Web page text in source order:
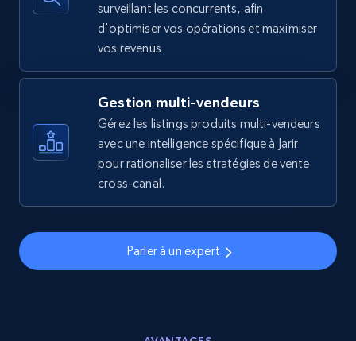
Walmart - products - Find new products by
using specific category URL
URL, Final price, Sku, Currency, Gtin,
Specifications, Image urls, Top reviews, and
5.6K+ 875+ Commencer
Walmart - products - Collects products by
specific keywords
surveillant les concurrents, afin
d'optimiser vos opérations et maximiser
vos revenus
Gestion multi-vendeurs
Gérez les listings produits multi-vendeurs
avec une intelligence spécifique à Jarir
pour rationaliser les stratégies de vente
cross-canal.
Parler à un expert